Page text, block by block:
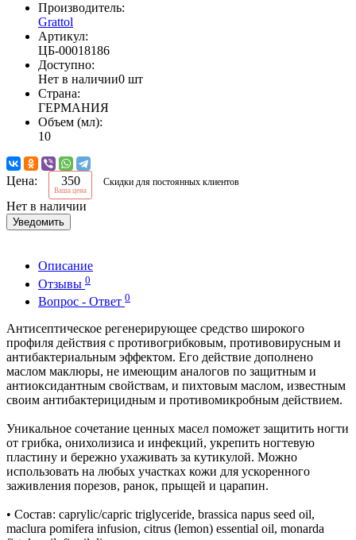
Производитель:
Grattol
Артикул:
ЦБ-00018186
Доступно:
Нет в наличии0 шт
Страна:
ГЕРМАНИЯ
Объем (мл):
10
Цена: 350
Ваша цена
Скидки для постоянных клиентов
Нет в наличии
Уведомить
Описание
Отзывы 0
Вопрос - Ответ 0
Антисептическое регенерирующее средство широкого
профиля действия с противогрибковым, противовирусным и
антибактериальным эффектом. Его действие дополнено
маслом маклюры, не имеющим аналогов по защитным и
антиоксидантным свойствам, и пихтовым маслом, известным
своим антибактерицидным и противомикробным действием.
Уникальное сочетание ценных масел поможет защитить ногти
от грибка, онихолизиса и инфекций, укрепить ногтевую
пластину и бережно ухаживать за кутикулой. Можно
использовать на любых участках кожи для ускоренного
заживления порезов, ранок, прыщей и царапин.
• Состав: caprylic/capric triglyceride, brassica napus seed oil,
maclura pomifera infusion, citrus (lemon) essential oil, monarda